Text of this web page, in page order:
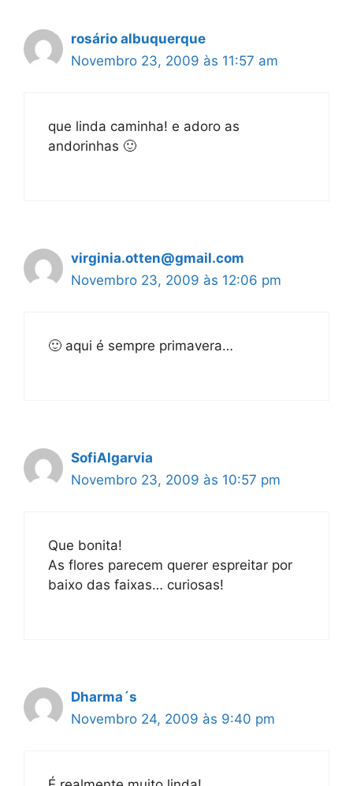
rosário albuquerque
Novembro 23, 2009 às 11:57 am
que linda caminha! e adoro as
andorinhas 🙂
virginia.otten@gmail.com
Novembro 23, 2009 às 12:06 pm
🙂 aqui é sempre primavera…
SofiAlgarvia
Novembro 23, 2009 às 10:57 pm
Que bonita!
As flores parecem querer espreitar por
baixo das faixas… curiosas!
Dharma´s
Novembro 24, 2009 às 9:40 pm